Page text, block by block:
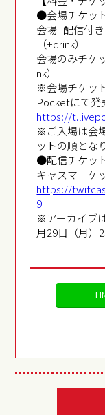
●会場チケッ
会場+配信付
（+drink）
会場のみチケ
nk）
※会場チケッ
Pocketにて発
https://
※ご入場は会
ットの順とな
●配信チケッ
キャスマーケ
https://
9
※アーカイブ
月29日（月）